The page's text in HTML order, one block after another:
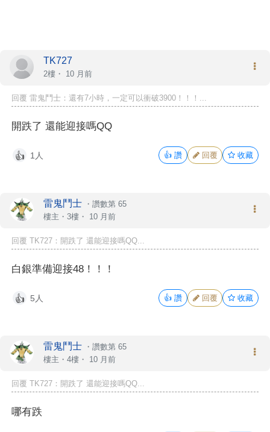
TK727
2樓・ 10 月前
回覆 雷鬼鬥士：還有7小時，一定可以衝破3900！！！...
開跌了 還能迎接嗎QQ
👍 1人 👍 讚 回覆 收藏
雷鬼鬥士 ・ 讚數第 65
樓主 ・3樓・ 10 月前
回覆 TK727：開跌了 還能迎接嗎QQ...
白銀準備迎接48！！！
👍 5人 👍 讚 回覆 收藏
雷鬼鬥士 ・ 讚數第 65
樓主 ・4樓・ 10 月前
回覆 TK727：開跌了 還能迎接嗎QQ...
哪有跌